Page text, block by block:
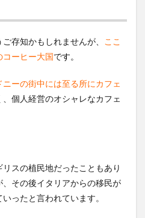
存知かもしれませんが、
ここ
コーヒー大国です。
ニーの街中には至る所にカフェ
個人経営のオシャレなカフェ
スの植民地だったこともあり
その後イタリアからの移民が
ったと言われています。